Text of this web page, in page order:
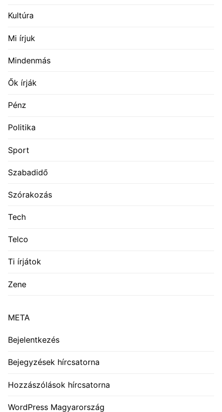
Kultúra
Mi írjuk
Mindenmás
Ők írják
Pénz
Politika
Sport
Szabadidő
Szórakozás
Tech
Telco
Ti írjátok
Zene
META
Bejelentkezés
Bejegyzések hírcsatorna
Hozzászólások hírcsatorna
WordPress Magyarország